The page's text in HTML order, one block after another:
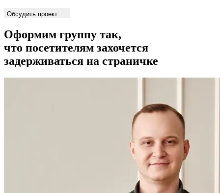
Обсудить проект
Оформим группу так,
что посетителям захочется
задерживаться на страничке